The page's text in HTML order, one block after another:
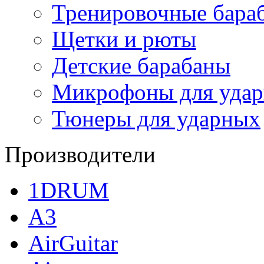
Тренировочные
Щетки и рюты
Детские барабаны
Микрофоны для
Тюнеры для ударных
Производители
1DRUM
A3
AirGuitar